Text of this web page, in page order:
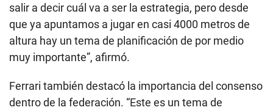
salir a decir cuál va a ser la estrategia, pero desde
que ya apuntamos a jugar en casi 4000 metros de
altura hay un tema de planificación de por medio
muy importante”, afirmó.
Ferrari también destacó la importancia del consenso
dentro de la federación. “Este es un tema de